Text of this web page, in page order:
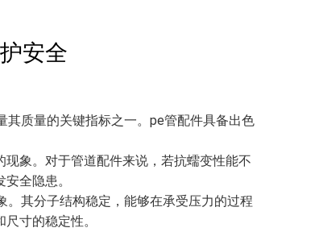
安全​
质量的关键指标之一。pe管配件具备出色
象。对于管道配件来说，若抗蠕变性能不
全隐患。
其分子结构稳定，能够在承受压力的过程
寸的稳定性。